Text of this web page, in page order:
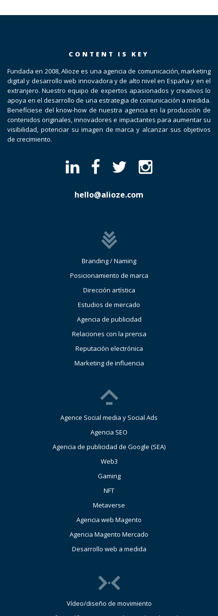
CONTENT IS KEY
Fundada en 2008, Alioze es una agencia de comunicación, marketing
digital y desarrollo web innovadora y de alto nivel en España y en el
extranjero. Nuestro equipo de expertos apasionados y creativos lo
apoya en el desarrollo de una estrategia de comunicación a medida.
Benefíciese del know-how de nuestra agencia en la producción de
contenidos originales, innovadores e impactantes para aumentar su
visibilidad, potenciar su imagen de marca y alcanzar sus objetivos
de crecimiento.
hello@alioze.com
Branding / Naming
Posicionamiento de marca
Dirección artística
Estudios de mercado
Agencia de publicidad
Relaciones con la prensa
Reputación electrónica
Marketing de influencia
Agence Social media y Social Ads
Agencia SEO
Agencia de publicidad de Google (SEA)
Web3
Gaming
NFT
Metaverse
Agencia web Magento
Agencia Magento Mercado
Desarrollo web a medida
Vídeo/diseño de movimiento